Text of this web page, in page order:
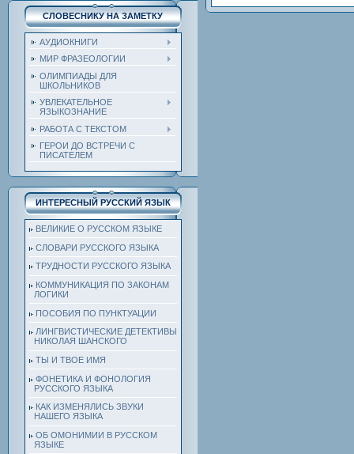
СЛОВЕСНИКУ НА ЗАМЕТКУ
АУДИОКНИГИ
МИР ФРАЗЕОЛОГИИ
ОЛИМПИАДЫ ДЛЯ
ШКОЛЬНИКОВ
УВЛЕКАТЕЛЬНОЕ
ЯЗЫКОЗНАНИЕ
РАБОТА С ТЕКСТОМ
ГЕРОИ ДО ВСТРЕЧИ С
ПИСАТЕЛЕМ
ИНТЕРЕСНЫЙ РУССКИЙ ЯЗЫК
ВЕЛИКИЕ О РУССКОМ ЯЗЫКЕ
СЛОВАРИ РУССКОГО ЯЗЫКА
ТРУДНОСТИ РУССКОГО ЯЗЫКА
КОММУНИКАЦИЯ ПО ЗАКОНАМ
ЛОГИКИ
ПОСОБИЯ ПО ПУНКТУАЦИИ
ЛИНГВИСТИЧЕСКИЕ ДЕТЕКТИВЫ
НИКОЛАЯ ШАНСКОГО
ТЫ И ТВОЕ ИМЯ
ФОНЕТИКА И ФОНОЛОГИЯ
РУССКОГО ЯЗЫКА
КАК ИЗМЕНЯЛИСЬ ЗВУКИ
НАШЕГО ЯЗЫКА
ОБ ОМОНИМИИ В РУССКОМ
ЯЗЫКЕ